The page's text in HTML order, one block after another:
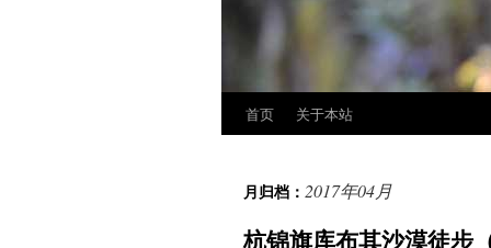
首页 关于本站
月归档： 2017年04月
杭锦旗库布其沙漠徒步